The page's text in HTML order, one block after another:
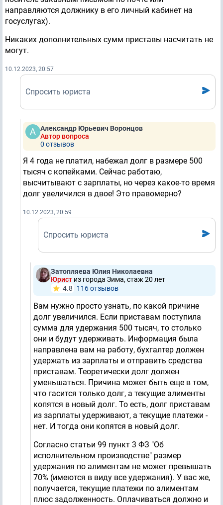
направляются должнику в его личный кабинет на
госуслугах).
Никаких дополнительных сумм приставы насчитать не
могут.
10.12.2023, 20:57
Спросить юриста
Александр Юрьевич Воронцов
Автор вопроса
0 отзывов
Я 4 года не платил, набежал долг в размере 500
тысяч с копейками. Сейчас работаю,
высчитывают с зарплаты, но через какое-то время
долг увеличился в двое! Это правомерно?
10.12.2023, 20:59
Спросить юриста
Затопляева Юлия Николаевна
Юрист из города Зима, стаж 20 лет
4.8
116 отзывов
Вам нужно просто узнать, по какой причине
долг увеличился. Если приставам поступила
сумма для удержания 500 тысяч, то столько
они и будут удерживать. Информация была
направлена вам на работу, бухгалтер должен
удержать из зарплаты и отправить средства
приставам. Теоретически долг должен
уменьшаться. Причина может быть еще в том,
что гасится только долг, а текущие алименты
копятся в новый долг. То есть, долг приставам
из зарплаты удерживают, а текущие платежи -
нет. И тогда они копятся в новый долг.
Согласно статьи 99 пункт 3 ФЗ "Об
исполнительном производстве" размер
удержания по алиментам не может превышать
70% (имеются в виду все удержания). У вас же,
получается, текущие платежи по алиментам
плюс задолженность. Оплачиваться должно и